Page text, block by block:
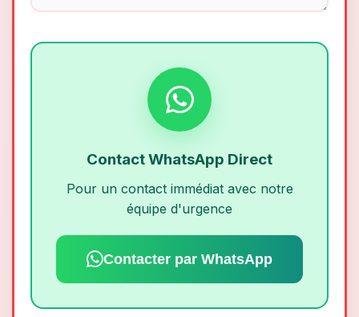
Contact WhatsApp Direct
Pour un contact immédiat avec notre
équipe d'urgence
Contacter par WhatsApp